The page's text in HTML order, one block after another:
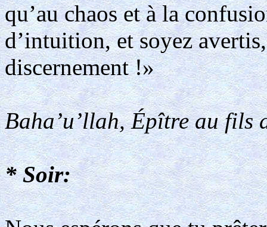
qu’au chaos et à la
d’intuition, et soyez
discernement !»
Baha’u’llah, Épître au fils
* Soir: